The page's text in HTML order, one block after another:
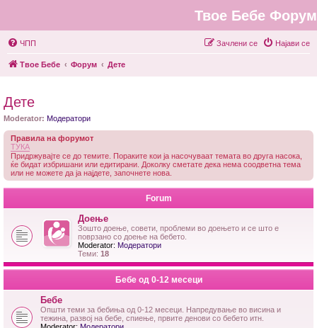
Твое Бебе Форум
ЧПП Најави се
Зачлени се
Твое Бебе Форум Дете
Дете
Moderator: Модератори
Правила на форумот
ТУКА
Придржувајте се до темите. Пораките кои ја насочуваат темата во друга насока,
ќе бидат избришани или едитирани. Доколку сметате дека нема соодветна тема
или не можете да ја најдете, започнете нова.
Forum
Доење
Зошто доење, совети, проблеми во доењето и се што е
поврзано со доење на бебето.
Moderator: Модератори
Теми: 18
Бебе од 0-12 месеци
Бебе
Општи теми за бебиња од 0-12 месеци. Напредување во висина и
тежина, развој на бебе, спиење, првите денови со бебето итн.